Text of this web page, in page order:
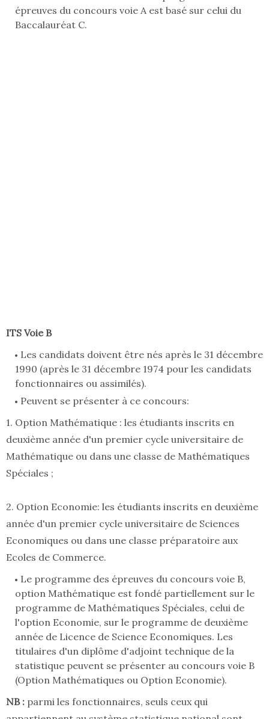
épreuves du concours voie A est basé sur celui du
Baccalauréat C.
ITS Voie B
Les candidats doivent être nés après le 31 décembre
1990 (après le 31 décembre 1974 pour les candidats
fonctionnaires ou assimilés).
Peuvent se présenter à ce concours:
1. Option Mathématique : les étudiants inscrits en
deuxième année d'un premier cycle universitaire de
Mathématique ou dans une classe de Mathématiques
Spéciales ;
2. Option Economie: les étudiants inscrits en deuxième
année d'un premier cycle universitaire de Sciences
Economiques ou dans une classe préparatoire aux
Ecoles de Commerce.
Le programme des épreuves du concours voie B,
option Mathématique est fondé partiellement sur le
programme de Mathématiques Spéciales, celui de
l'option Economie, sur le programme de deuxième
année de Licence de Science Economiques. Les
titulaires d'un diplôme d'adjoint technique de la
statistique peuvent se présenter au concours voie B
(Option Mathématiques ou Option Economie).
NB : parmi les fonctionnaires, seuls ceux qui